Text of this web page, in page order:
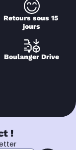
Retours sous 15
jours
Boulanger Drive
!